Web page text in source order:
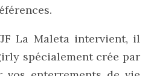
La Maleta intervient, il
spécialement crée par